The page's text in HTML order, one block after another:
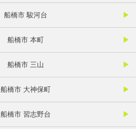
船橋市 駿河台
船橋市 本町
船橋市 三山
船橋市 大神保町
船橋市 習志野台